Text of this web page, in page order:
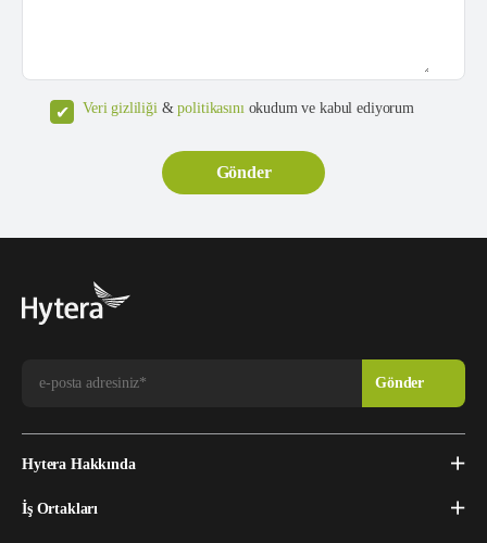
Veri gizliliği&politikasınıokudum ve kabul ediyorum
Hytera Hakkında
İş Ortakları